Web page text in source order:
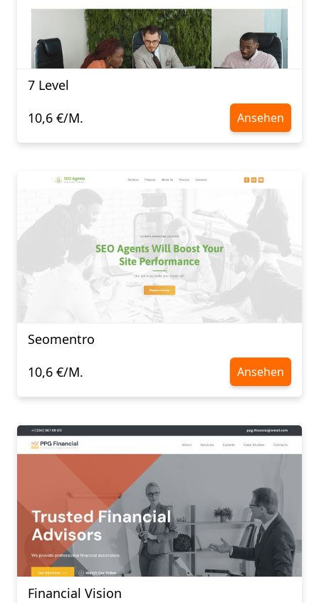
7 Level
10,6 €/M.
Ansehen
Seomentro
10,6 €/M.
Ansehen
Financial Vision